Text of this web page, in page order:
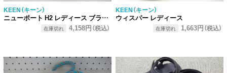
KEEN（キーン）
ニューポート H2 レディース ブラック
在庫切れ 4,158円（税込）
KEEN（キーン）
ウィスパー レディース
在庫切れ 1,663円（税込）